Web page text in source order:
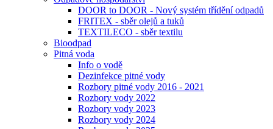
DOOR to DOOR - Nový systém třídění odpadů
FRITEX - sběr olejů a tuků
TEXTILECO - sběr textilu
Bioodpad
Pitná voda
Info o vodě
Dezinfekce pitné vody
Rozbory pitné vody 2016 - 2021
Rozbory vody 2022
Rozbory vody 2023
Rozbory vody 2024